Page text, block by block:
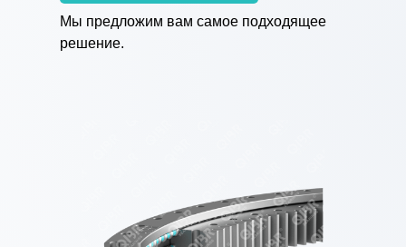
Мы предложим вам самое подходящее
решение.